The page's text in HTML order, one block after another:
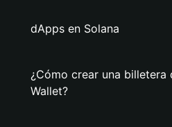
dApps en Solana
¿Cómo crear una billetera
Wallet?